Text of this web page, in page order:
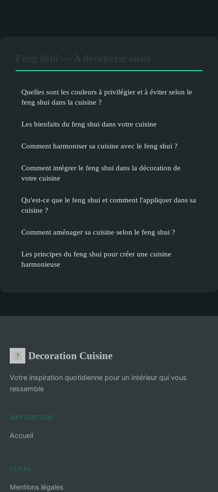
Quelles sont les couleurs à privilégier et à éviter selon le
feng shui dans la cuisine ?
Les bienfaits du feng shui dans votre cuisine
Comment harmoniser sa cuisine avec le feng shui ?
Comment intégrer le feng shui dans la décoration de
votre cuisine
Qu'est-ce que le feng shui et comment l'appliquer dans sa
cuisine ?
Comment aménager sa cuisine selon le feng shui ?
Les principes du feng shui pour créer une cuisine
harmonieuse
Decoration Cuisine
Votre inspiration quotidienne pour un intérieur qui vous
ressemble
NAVIGATION
Accueil
LÉGAL
Mentions légales